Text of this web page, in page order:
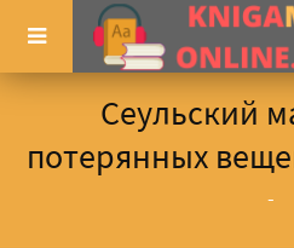
Сеульский
потерянных
-